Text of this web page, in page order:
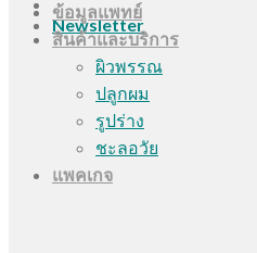
Newsletter
ข้อมูลแพทย์
สินค้าและบริการ
ผิวพรรณ
ปลูกผม
รูปร่าง
ชะลอวัย
แพคเกจ